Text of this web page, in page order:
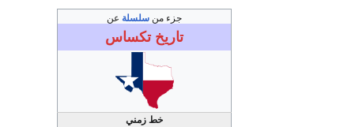
جزء من سلسلة عن
تاريخ تكساس
خط زمني